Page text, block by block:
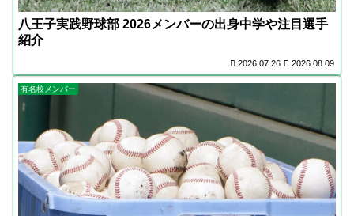
八王子実践野球部 2026メンバーの出身中学や注目選手
紹介
2026.07.26 2026.08.09
有名校メンバー